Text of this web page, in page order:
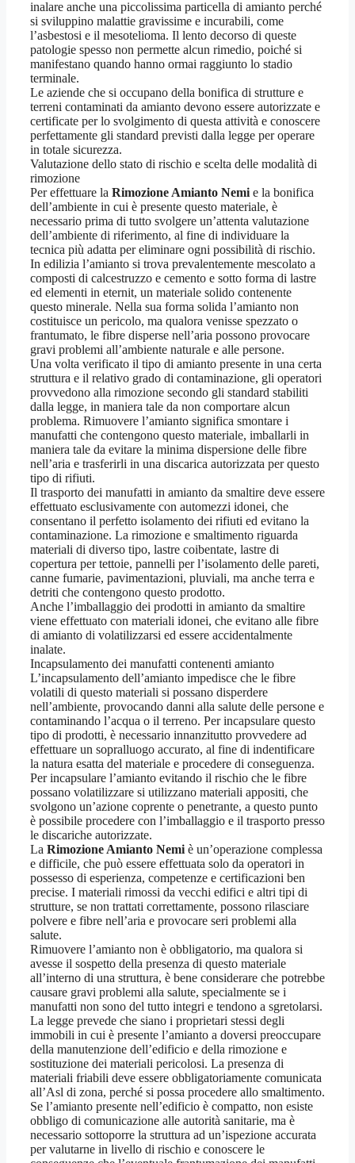
inalare anche una piccolissima particella di amianto perché
si sviluppino malattie gravissime e incurabili, come
l’asbestosi e il mesotelioma. Il lento decorso di queste
patologie spesso non permette alcun rimedio, poiché si
manifestano quando hanno ormai raggiunto lo stadio
terminale.
Le aziende che si occupano della bonifica di strutture e
terreni contaminati da amianto devono essere autorizzate e
certificate per lo svolgimento di questa attività e conoscere
perfettamente gli standard previsti dalla legge per operare
in totale sicurezza.
Valutazione dello stato di rischio e scelta delle modalità di
rimozione
Per effettuare la Rimozione Amianto Nemi e la bonifica
dell’ambiente in cui è presente questo materiale, è
necessario prima di tutto svolgere un’attenta valutazione
dell’ambiente di riferimento, al fine di individuare la
tecnica più adatta per eliminare ogni possibilità di rischio.
In edilizia l’amianto si trova prevalentemente mescolato a
composti di calcestruzzo e cemento e sotto forma di lastre
ed elementi in eternit, un materiale solido contenente
questo minerale. Nella sua forma solida l’amianto non
costituisce un pericolo, ma qualora venisse spezzato o
frantumato, le fibre disperse nell’aria possono provocare
gravi problemi all’ambiente naturale e alle persone.
Una volta verificato il tipo di amianto presente in una certa
struttura e il relativo grado di contaminazione, gli operatori
provvedono alla rimozione secondo gli standard stabiliti
dalla legge, in maniera tale da non comportare alcun
problema. Rimuovere l’amianto significa smontare i
manufatti che contengono questo materiale, imballarli in
maniera tale da evitare la minima dispersione delle fibre
nell’aria e trasferirli in una discarica autorizzata per questo
tipo di rifiuti.
Il trasporto dei manufatti in amianto da smaltire deve essere
effettuato esclusivamente con automezzi idonei, che
consentano il perfetto isolamento dei rifiuti ed evitano la
contaminazione. La rimozione e smaltimento riguarda
materiali di diverso tipo, lastre coibentate, lastre di
copertura per tettoie, pannelli per l’isolamento delle pareti,
canne fumarie, pavimentazioni, pluviali, ma anche terra e
detriti che contengono questo prodotto.
Anche l’imballaggio dei prodotti in amianto da smaltire
viene effettuato con materiali idonei, che evitano alle fibre
di amianto di volatilizzarsi ed essere accidentalmente
inalate.
Incapsulamento dei manufatti contenenti amianto
L’incapsulamento dell’amianto impedisce che le fibre
volatili di questo materiali si possano disperdere
nell’ambiente, provocando danni alla salute delle persone e
contaminando l’acqua o il terreno. Per incapsulare questo
tipo di prodotti, è necessario innanzitutto provvedere ad
effettuare un sopralluogo accurato, al fine di indentificare
la natura esatta del materiale e procedere di conseguenza.
Per incapsulare l’amianto evitando il rischio che le fibre
possano volatilizzare si utilizzano materiali appositi, che
svolgono un’azione coprente o penetrante, a questo punto
è possibile procedere con l’imballaggio e il trasporto presso
le discariche autorizzate.
La Rimozione Amianto Nemi è un’operazione complessa
e difficile, che può essere effettuata solo da operatori in
possesso di esperienza, competenze e certificazioni ben
precise. I materiali rimossi da vecchi edifici e altri tipi di
strutture, se non trattati correttamente, possono rilasciare
polvere e fibre nell’aria e provocare seri problemi alla
salute.
Rimuovere l’amianto non è obbligatorio, ma qualora si
avesse il sospetto della presenza di questo materiale
all’interno di una struttura, è bene considerare che potrebbe
causare gravi problemi alla salute, specialmente se i
manufatti non sono del tutto integri e tendono a sgretolarsi.
La legge prevede che siano i proprietari stessi degli
immobili in cui è presente l’amianto a doversi preoccupare
della manutenzione dell’edificio e della rimozione e
sostituzione dei materiali pericolosi. La presenza di
materiali friabili deve essere obbligatoriamente comunicata
all’Asl di zona, perché si possa procedere allo smaltimento.
Se l’amianto presente nell’edificio è compatto, non esiste
obbligo di comunicazione alle autorità sanitarie, ma è
necessario sottoporre la struttura ad un’ispezione accurata
per valutarne in livello di rischio e conoscere le